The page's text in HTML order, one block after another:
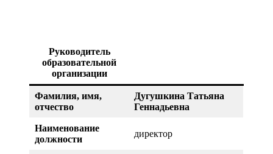
Руководитель
образовательной
организации
Фамилия, имя,
отчество
Дугушкина Татьяна
Геннадьевна
Наименование
должности
директор